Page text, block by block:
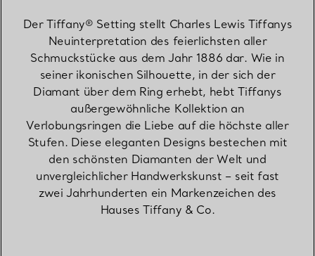
Der Tiffany® Setting stellt Charles Lewis Tiffanys
Neuinterpretation des feierlichsten aller
Schmuckstücke aus dem Jahr 1886 dar. Wie in
seiner ikonischen Silhouette, in der sich der
Diamant über dem Ring erhebt, hebt Tiffanys
außergewöhnliche Kollektion an
Verlobungsringen die Liebe auf die höchste aller
Stufen. Diese eleganten Designs bestechen mit
den schönsten Diamanten der Welt und
unvergleichlicher Handwerkskunst – seit fast
zwei Jahrhunderten ein Markenzeichen des
Hauses Tiffany & Co.